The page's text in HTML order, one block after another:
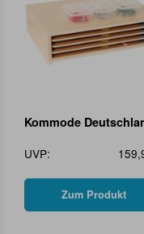
Kommode
UVP:
Zum Produkt